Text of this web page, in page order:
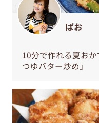
ぱお
10分で作れる夏お
つゆバター炒め」